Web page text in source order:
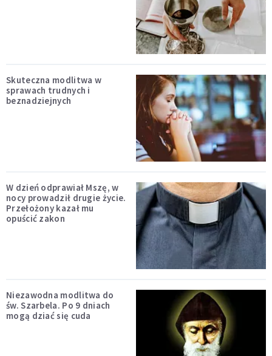
Skuteczna modlitwa w
sprawach trudnych i
beznadziejnych
W dzień odprawiał Mszę, w
nocy prowadził drugie życie.
Przełożony kazał mu
opuścić zakon
Niezawodna modlitwa do
św. Szarbela. Po 9 dniach
mogą dziać się cuda